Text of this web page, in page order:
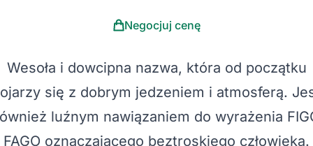
Negocjuj cenę
Wesoła i dowcipna nazwa, która od początku
się z dobrym jedzeniem i atmosferą.
luźnym nawiązaniem do wyrażenia
FAGO oznaczającego beztroskiego człowieka.